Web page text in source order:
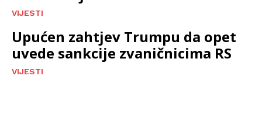
VIJESTI
Upućen zahtjev Trumpu da opet
uvede sankcije zvaničnicima RS
VIJESTI